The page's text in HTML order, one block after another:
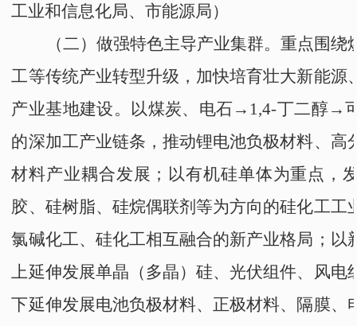
工业和信息化局、市能源局）
（二）做强特色主导产业集群。重点围绕
工等传统产业转型升级，加快培育壮大新能源
产业基地建设。以煤炭、电石→1,4-丁二醇→
的深加工产业链条，推动锂电池负极材料、高
材料产业耦合发展； 以有机硅单体为重点，
胶、硅树脂、硅烷偶联剂等为方向的硅化工工
氯碱化工、硅化工相互融合的新产业格局； 以
上延伸发展单晶（多晶）硅、光伏组件、风电
下延伸发展电池负极材料、正极材料、隔膜、